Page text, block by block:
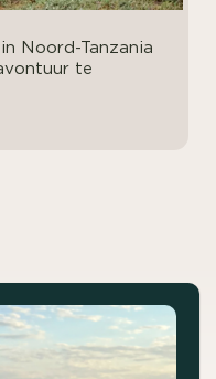
Noord-Tanzania
te